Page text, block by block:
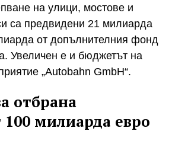
на улици, мостове и
са предвидени 21 милиарда
от допълнителния фонд
Увеличен е и бюджетът на
„Autobahn GmbH“.
отбрана
милиарда евро